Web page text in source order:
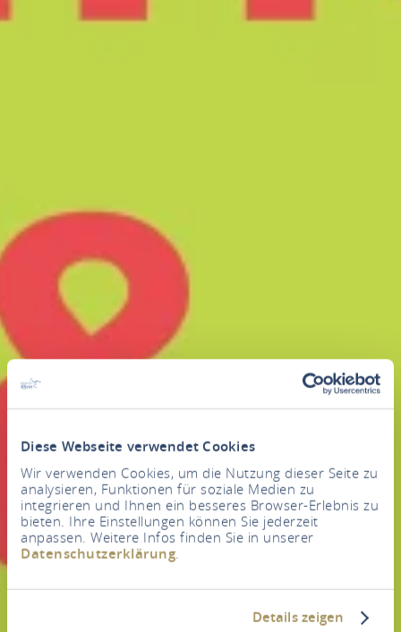
Diese Webseite verwendet Cookies
Wir verwenden Cookies, um die Nutzung dieser Seite zu
analysieren, Funktionen für soziale Medien zu
integrieren und Ihnen ein besseres Browser-Erlebnis zu
bieten. Ihre Einstellungen können Sie jederzeit
anpassen. Weitere Infos finden Sie in unserer
Datenschutzerklärung.
Details zeigen